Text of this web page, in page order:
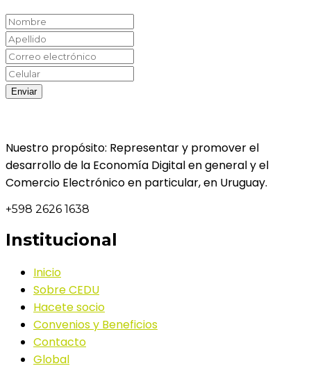
Nuestro propósito: Representar y promover el
desarrollo de la Economía Digital en general y el
Comercio Electrónico en particular, en Uruguay.
+598 2626 1638
Institucional
Inicio
Sobre CEDU
Hacete socio
Convenios y Beneficios
Contacto
Global